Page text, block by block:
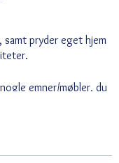
pryder eget hjem
emner/møbler, du